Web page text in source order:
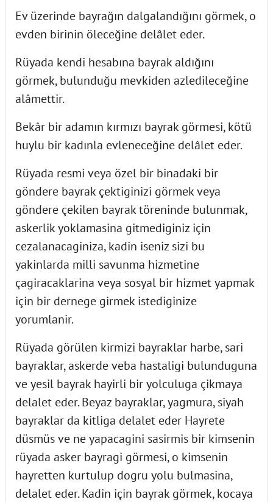
Ev üzerinde bayrağın dalgalandığını görmek, o
evden birinin öleceğine delâlet eder.
Rüyada kendi hesabına bayrak aldığını
görmek, bulunduğu mevkiden azledileceğine
alâmettir.
Bekâr bir adamın kırmızı bayrak görmesi, kötü
huylu bir kadınla evleneceğine delâlet eder.
Rüyada resmi veya özel bir binadaki bir
göndere bayrak çektiginizi görmek veya
göndere çekilen bayrak töreninde bulunmak,
askerlik yoklamasina gitmediginiz için
cezalanacaginiza, kadin iseniz sizi bu
yakinlarda milli savunma hizmetine
çagiracaklarina veya sosyal bir hizmet yapmak
için bir dernege girmek istediginize
yorumlanir.
Rüyada görülen kirmizi bayraklar harbe, sari
bayraklar, askerde veba hastaligi bulunduguna
ve yesil bayrak hayirli bir yolculuga çikmaya
delalet eder. Beyaz bayraklar, yagmura, siyah
bayraklar da kitliga delalet eder Hayrete
düsmüs ve ne yapacagini sasirmis bir kimsenin
rüyada asker bayragi görmesi, o kimsenin
hayretten kurtulup dogru yolu bulmasina,
delalet eder. Kadin için bayrak görmek, kocaya